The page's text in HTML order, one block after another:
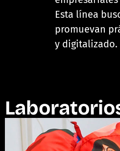
Esta línea
promuevan
y digitalizado.